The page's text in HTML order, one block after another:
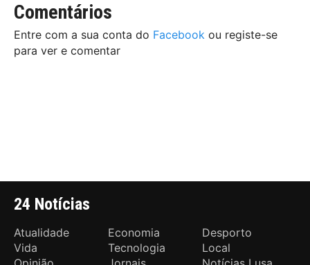
Comentários
Entre com a sua conta do Facebook ou registe-se
para ver e comentar
24 Notícias
Atualidade Economia
Desporto
Vida
Tecnologia
Local